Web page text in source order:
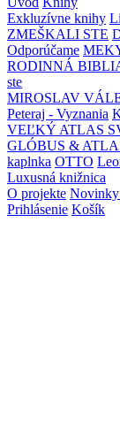
Exkluzívne knihy
ZMEŠKALI STE
Odporúčame
RODINNÁ
ste
MIROSLAV
Peteraj - Vyznania
VEĽKÝ ATLAS
GLÓBUS &
kaplnka OTTO
Luxusná knižnica
O projekte Novinky
Prihlásenie Košík